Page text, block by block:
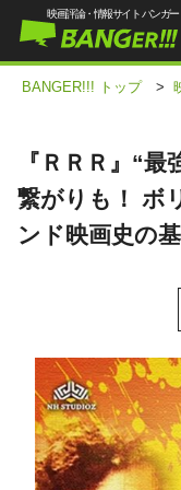
映画評論・情報サイト バンガー
BANGER!!! トップ >
『ＲＲＲ』“
繋がりも！ ボ
ンド映画史の